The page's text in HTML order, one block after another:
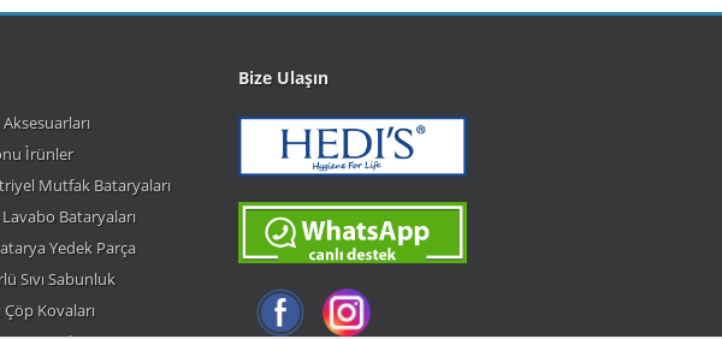
Ìrünler
Mutfak Bataryaları
Bataryaları
Yedek Parça
Sıvı Sabunluk
Çöp Kovaları
Bize Ulaşın